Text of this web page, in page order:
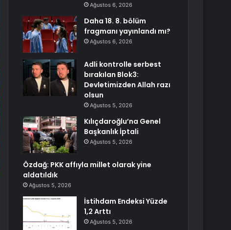
Ağustos 6, 2026
Daha 18. 8. bölüm
fragmanı yayınlandı mı?
Ağustos 6, 2026
Adli kontrolle serbest
bırakılan Blok3:
Devletimizden Allah razı
olsun
Ağustos 5, 2026
Kılıçdaroğlu’na Genel
Başkanlık İptali
Ağustos 5, 2026
Özdağ: PKK affıyla millet olarak yine
aldatıldık
Ağustos 5, 2026
İstihdam Endeksi Yüzde
1,2 Arttı
Ağustos 5, 2026